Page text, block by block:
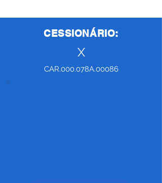
CESSIONÁRIO:
X
CAR.000.078A.00086